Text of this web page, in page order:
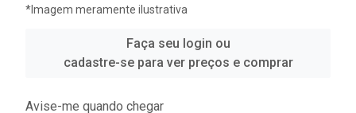
*Imagem meramente ilustrativa
Faça seu login ou
cadastre-se para ver preços e comprar
Avise-me quando chegar